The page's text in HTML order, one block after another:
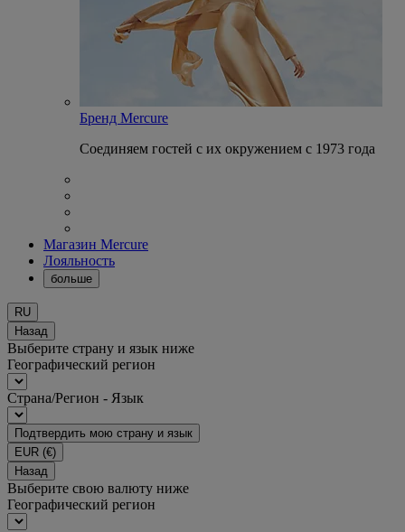
Бренд Mercure
Соединяем гостей с их окружением с 1973 года
Магазин Mercure
Лояльность
больше
RU
Назад
Выберите страну и язык ниже
Географический регион
Страна/Регион - Язык
Подтвердить мою страну и язык
EUR (€)
Назад
Выберите свою валюту ниже
Географический регион